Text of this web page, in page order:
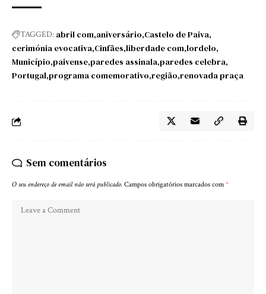
TAGGED: abril com aniversário Castelo de Paiva
cerimónia evocativa Cinfães liberdade com lordelo
Município paivense paredes assinala paredes celebra
Portugal programa comemorativo região renovada praça
Sem comentários
O seu endereço de email não será publicado. Campos obrigatórios marcados com *